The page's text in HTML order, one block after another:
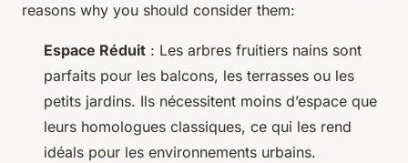
reasons why you should consider them:
Espace Réduit : Les arbres fruitiers nains sont
parfaits pour les balcons, les terrasses ou les
petits jardins. Ils nécessitent moins d’espace que
leurs homologues classiques, ce qui les rend
idéals pour les environnements urbains.